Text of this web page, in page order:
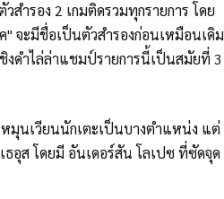
สำรอง 2 เกมติดรวมทุกรายการ โดย
จะมีชื่อเป็นตัวสำรองก่อนเหมือนเดิม
ดำไล่ล่าแชมป์รายการนี้เป็นสมัยที่ 3
มุนเวียนนักเตะเป็นบางตำแหน่ง แต่
ธอุส โดยมี อันเดอร์สัน โลเปซ ที่ซัดจุด